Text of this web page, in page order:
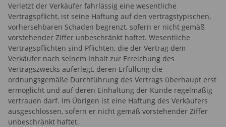
Verletzt der Verkäufer fahrlässig eine wesentliche
Vertragspflicht, ist seine Haftung auf den vertragstypischen,
vorhersehbaren Schaden begrenzt, sofern er nicht gemäß
vorstehender Ziffer unbeschränkt haftet. Wesentliche
Vertragspflichten sind Pflichten, die der Vertrag dem
Verkäufer nach seinem Inhalt zur Erreichung des
Vertragszwecks auferlegt, deren Erfüllung die
ordnungsgemäße Durchführung des Vertrags überhaupt erst
ermöglicht und auf deren Einhaltung der Kunde regelmäßig
vertrauen darf. Im Übrigen ist eine Haftung des Verkäufers
ausgeschlossen, sofern er nicht gemäß vorstehender Ziffer
unbeschränkt haftet.